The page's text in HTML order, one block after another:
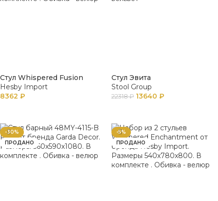
Стул Whispered Fusion
Hesby Import
8362 ₽
Стул Эвита
Stool Group
22318₽ 13640 ₽
-30%
ПРОДАНО
-5%
ПРОДАНО